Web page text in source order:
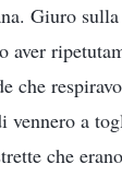
Giuro
vennero a
che